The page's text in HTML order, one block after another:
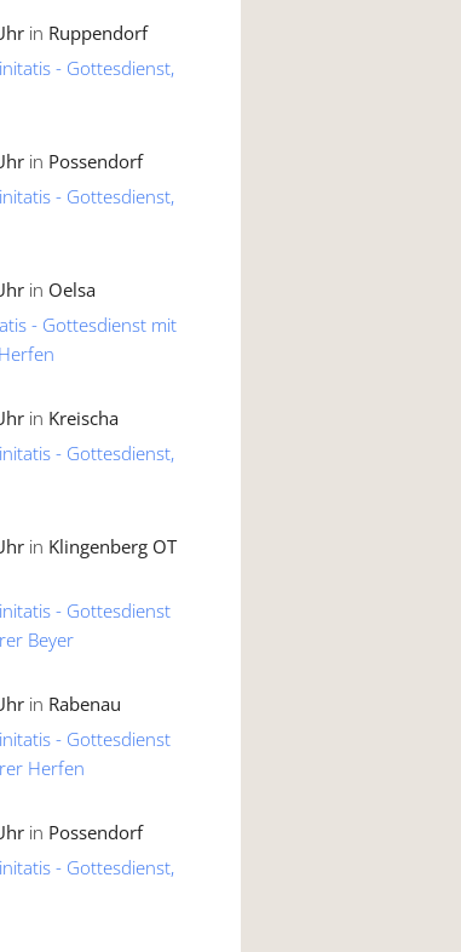
in Ruppendorf
- Gottesdienst,
in Possendorf
- Gottesdienst,
in Oelsa
- Gottesdienst mit
in Kreischa
- Gottesdienst,
in Klingenberg OT
- Gottesdienst
Beyer
in Rabenau
- Gottesdienst
Herfen
in Possendorf
- Gottesdienst,